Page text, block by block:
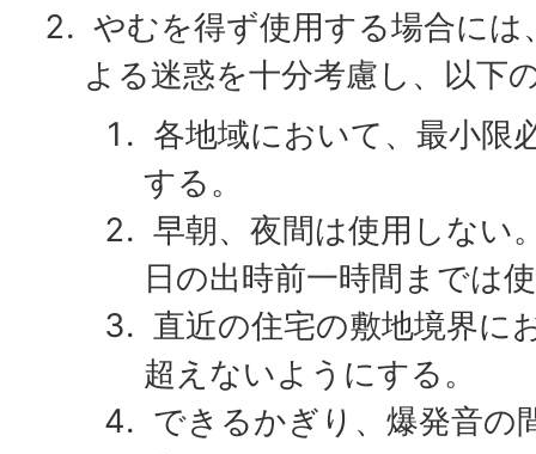
やむを得ず使用する場合には
よる迷惑を十分考慮し、以下
各地域において、最小限
する。
早朝、夜間は使用しない
日の出時前一時間までは
直近の住宅の敷地境界に
超えないようにする。
できるかぎり、爆発音の